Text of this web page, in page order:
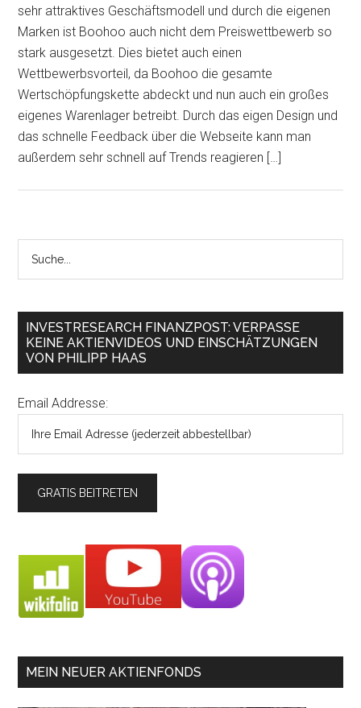
sehr attraktives Geschäftsmodell und durch die eigenen
Marken ist Boohoo auch nicht dem Preiswettbewerb so
stark ausgesetzt. Dies bietet auch einen
Wettbewerbsvorteil, da Boohoo die gesamte
Wertschöpfungskette abdeckt und nun auch ein großes
eigenes Warenlager betreibt. Durch das eigen Design und
das schnelle Feedback über die Webseite kann man
außerdem sehr schnell auf Trends reagieren […]
INVESTRESEARCH FINANZPOST: VERPASSE
KEINE AKTIENVIDEOS UND EINSCHÄTZUNGEN
VON PHILIPP HAAS
Email Addresse:
MEIN NEUER AKTIENFONDS